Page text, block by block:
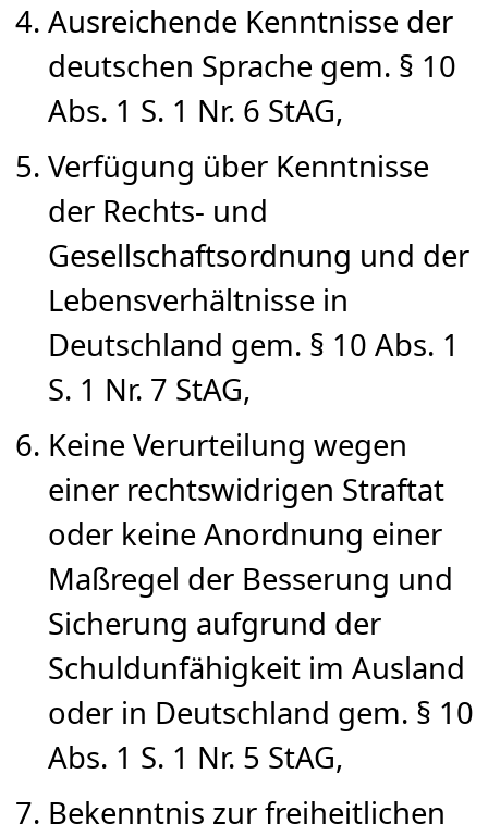
Ausreichende Kenntnisse der
deutschen Sprache gem. § 10
Abs. 1 S. 1 Nr. 6 StAG,
Verfügung über Kenntnisse
der Rechts- und
Gesellschaftsordnung und der
Lebensverhältnisse in
Deutschland gem. § 10 Abs. 1
S. 1 Nr. 7 StAG,
Keine Verurteilung wegen
einer rechtswidrigen Straftat
oder keine Anordnung einer
Maßregel der Besserung und
Sicherung aufgrund der
Schuldunfähigkeit im Ausland
oder in Deutschland gem. § 10
Abs. 1 S. 1 Nr. 5 StAG,
Bekenntnis zur freiheitlichen